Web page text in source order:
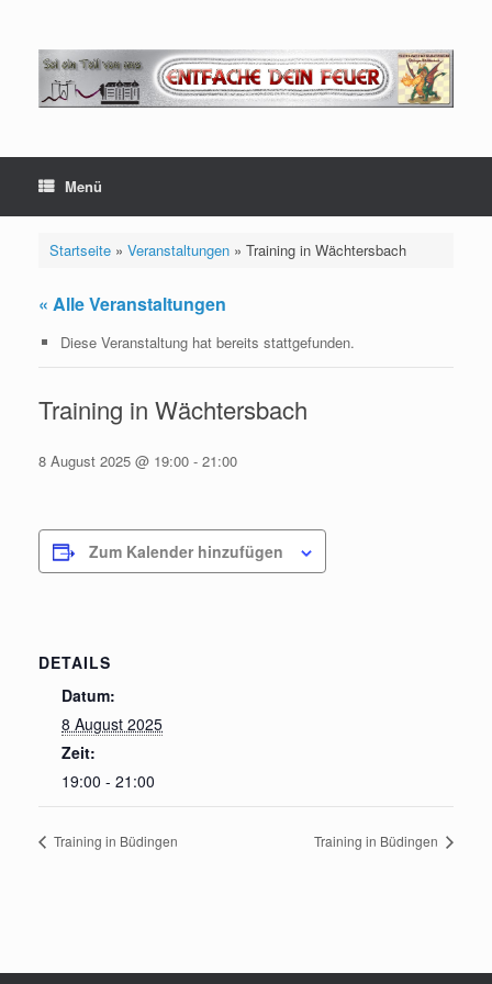
springen
Menü
Startseite» Veranstaltungen» Training in Wächtersbach
« Alle Veranstaltungen
Diese Veranstaltung hat bereits stattgefunden.
Training in Wächtersbach
8 August 2025 @ 19:00 - 21:00
Zum Kalender hinzufügen
DETAILS
Datum:
8 August 2025
Zeit:
19:00 - 21:00
Training in Büdingen Training in Büdingen